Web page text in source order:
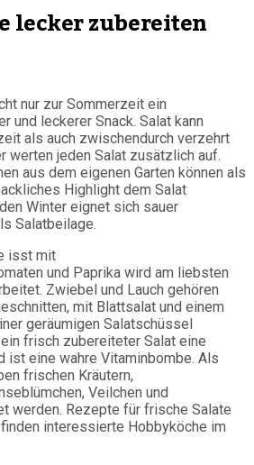
lecker zubereiten
nur zur Sommerzeit ein
und leckerer Snack. Salat kann
als auch zwischendurch verzehrt
werten jeden Salat zusätzlich auf.
aus dem eigenen Garten können als
Highlight dem Salat
Winter eignet sich sauer
Salatbeilage.
isst mit
und Paprika wird am liebsten
Zwiebel und Lauch gehören
mit Blattsalat und einem
geräumigen Salatschüssel
frisch zubereiteter Salat eine
ist eine wahre Vitaminbombe. Als
frischen Kräutern,
Veilchen und
werden. Rezepte für frische Salate
interessierte Hobbyköche im